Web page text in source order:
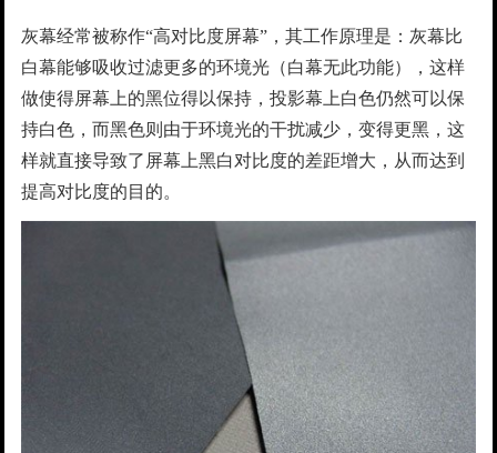
灰幕经常被称作“高对比度屏幕”，其工作原理是：灰幕比
白幕能够吸收过滤更多的环境光（白幕无此功能），这样
做使得屏幕上的黑位得以保持，投影幕上白色仍然可以保
持白色，而黑色则由于环境光的干扰减少，变得更黑，这
样就直接导致了屏幕上黑白对比度的差距增大，从而达到
提高对比度的目的。